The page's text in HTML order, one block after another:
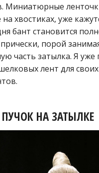
Миниатюрные
на хвостиках, уже
бант становится
порой
часть затылка. Я уже
лент для своих
НА ЗАТЫЛКЕ